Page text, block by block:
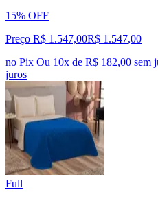
15% OFF
Preço R$ 1.547,00R$ 1.547,00
no Pix Ou 10x de R$ 182,00 sem
juros
Full